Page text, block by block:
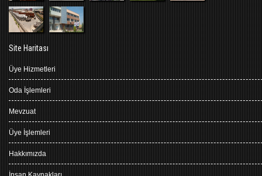
Site Haritası
Üye Hizmetleri
Oda İşlemleri
Mevzuat
Üye İşlemleri
Hakkımızda